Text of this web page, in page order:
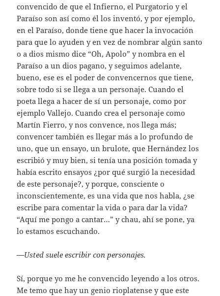
convencido de que el Infierno, el Purgatorio y el
Paraíso son así como él los inventó, y por ejemplo,
en el Paraíso, donde tiene que hacer la invocación
para que lo ayuden y en vez de nombrar algún santo
o a dios mismo dice “Oh, Apolo” y nombra en el
Paraíso a un dios pagano, y seguimos adelante,
bueno, ese es el poder de convencernos que tiene,
sobre todo si se llega a un personaje. Cuando el
poeta llega a hacer de sí un personaje, como por
ejemplo Vallejo. Cuando crea el personaje como
Martín Fierro, y nos convence, nos llega más;
convencer también es llegar más a lo profundo de
uno, que un ensayo, un brulote, que Hernández los
escribió y muy bien, si tenía una posición tomada y
había escrito ensayos ¿por qué surgió la necesidad
de este personaje?, y porque, consciente o
inconscientemente, es una vida que nos habla, ¿se
escribe para comentar la vida o para dar la vida?
“Aquí me pongo a cantar…” y chau, ahí se pone, ya
lo estamos escuchando.
—Usted suele escribir con personajes.
Sí, porque yo me he convencido leyendo a los otros.
Me temo que hay un genio rioplatense y que este